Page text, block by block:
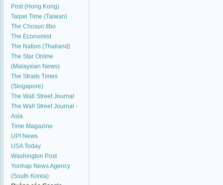
Post (Hong Kong)
Taipei Time (Taiwan)
The Chosun Ilbo
The Economist
The Nation (Thailand)
The Star Online
(Malaysian News)
The Straits Times
(Singapore)
The Wall Street Journal
The Wall Street Journal -
Asia
Time Magazine
UPI News
USA Today
Washington Post
Yonhap News Agency
(South Korea)